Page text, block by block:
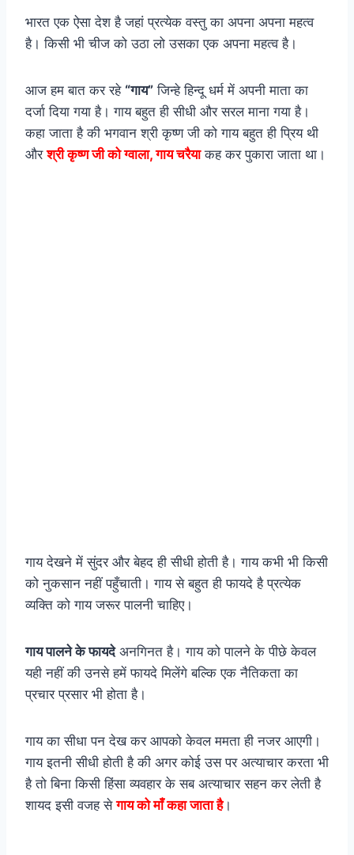
भारत एक ऐसा देश है जहां प्रत्येक वस्तु का अपना अपना महत्व
है। किसी भी चीज को उठा लो उसका एक अपना महत्व है।
आज हम बात कर रहे “गाय” जिन्हे हिन्दू धर्म में अपनी माता का
दर्जा दिया गया है। गाय बहुत ही सीधी और सरल माना गया है।
कहा जाता है की भगवान श्री कृष्ण जी को गाय बहुत ही प्रिय थी
औरश्री कृष्ण जी को ग्वाला, गाय चरैयाकह कर पुकारा जाता था।
गाय देखने में सुंदर और बेहद ही सीधी होती है। गाय कभी भी किसी
को नुकसान नहीं पहुँचाती। गाय से बहुत ही फायदे है प्रत्येक
व्यक्ति को गाय जरूर पालनी चाहिए।
गाय पालने के फायदेअनगिनत है। गाय को पालने के पीछे केवल
यही नहीं की उनसे हमें फायदे मिलेंगे बल्कि एक नैतिकता का
प्रचार प्रसार भी होता है।
गाय का सीधा पन देख कर आपको केवल ममता ही नजर आएगी।
गाय इतनी सीधी होती है की अगर कोई उस पर अत्याचार करता भी
है तो बिना किसी हिंसा व्यवहार के सब अत्याचार सहन कर लेती है
शायद इसी वजह सेगाय को माँ कहा जाता है।